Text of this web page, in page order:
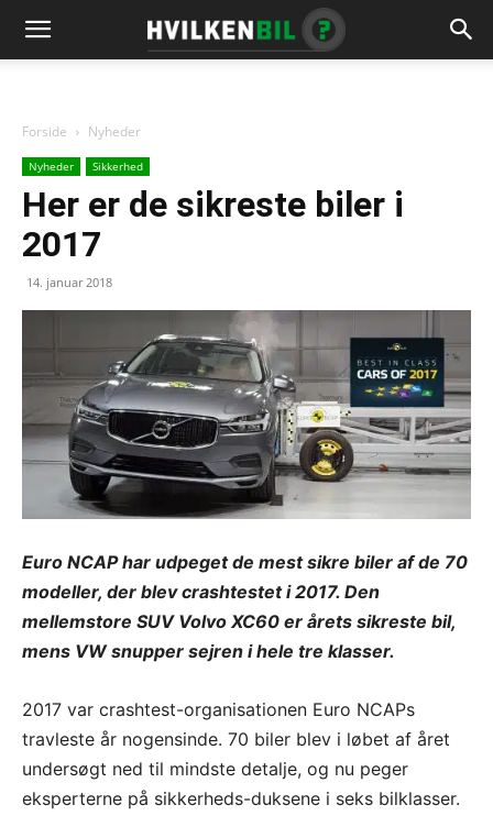
Forside Nyheder
Nyheder Sikkerhed
Her er de sikreste biler i
2017
14. januar 2018
Euro NCAP har udpeget de mest sikre biler af de 70
modeller, der blev crashtestet i 2017. Den
mellemstore SUV Volvo XC60 er årets sikreste bil,
mens VW snupper sejren i hele tre klasser.
2017 var crashtest-organisationen Euro NCAPs
travleste år nogensinde. 70 biler blev i løbet af året
undersøgt ned til mindste detalje, og nu peger
eksperterne på sikkerheds-duksene i seks bilklasser.